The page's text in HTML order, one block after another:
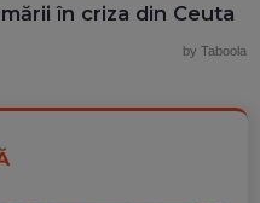
în criza din Ceuta
by Taboola